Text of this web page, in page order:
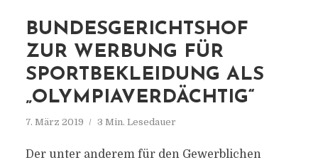
BUNDESGERICHTSHOF
ZUR WERBUNG FÜR
SPORTBEKLEIDUNG ALS
„OLYMPIAVERDÄCHTIG“
7. März 2019 3 Min. Lesedauer
Der unter anderem für den Gewerblichen